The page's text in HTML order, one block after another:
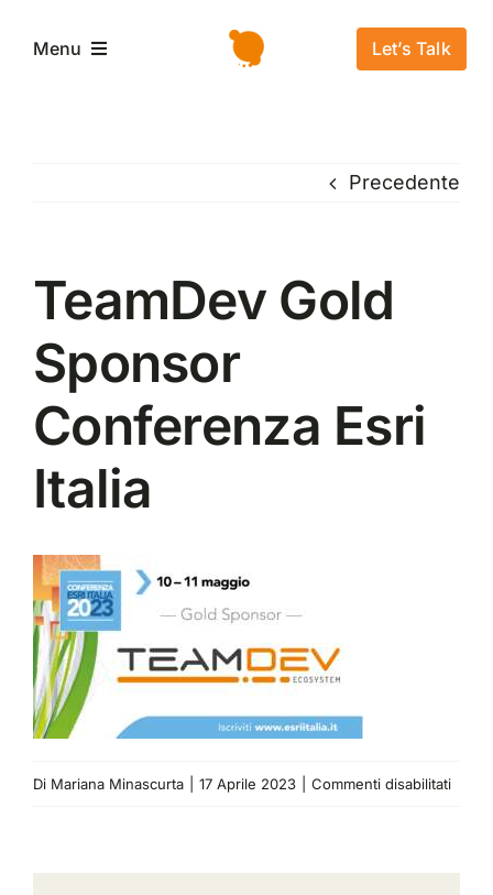
Menu
Settori
Storie di successo
News
Let’s Talk
Precedente
TeamDev Gold
Sponsor
Conferenza Esri
Italia
Di Mariana Minascurta 17 Aprile 2023 Commenti disabilitatisu